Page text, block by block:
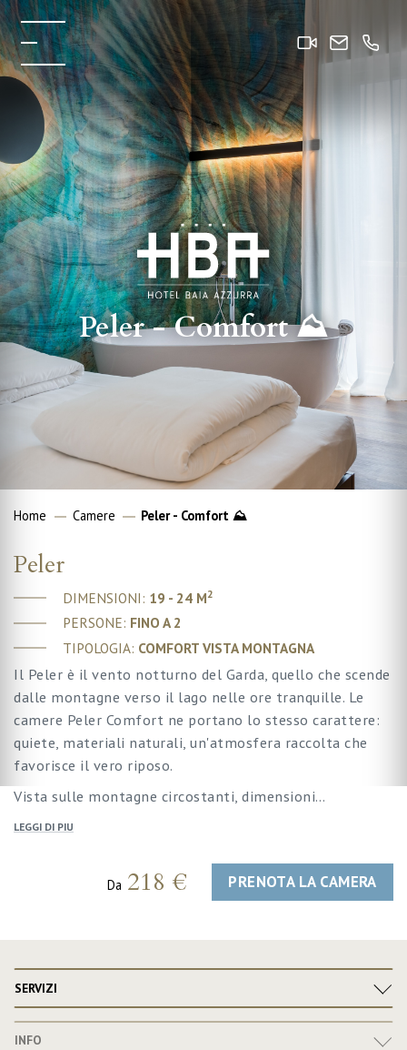
Peler - Comfort ⛰
Home Camere Peler - Comfort ⛰
Peler
DIMENSIONI: 19 - 24 M2
PERSONE: FINO A 2
TIPOLOGIA: COMFORT VISTA MONTAGNA
Il Peler è il vento notturno del Garda, quello che scende
dalle montagne verso il lago nelle ore tranquille. Le
camere Peler Comfort ne portano lo stesso carattere:
quiete, materiali naturali, un'atmosfera raccolta che
favorisce il vero riposo.
Vista sulle montagne circostanti, dimensioni…
LEGGI DI PIU
Da 218 € PRENOTA LA CAMERA
SERVIZI
INFO